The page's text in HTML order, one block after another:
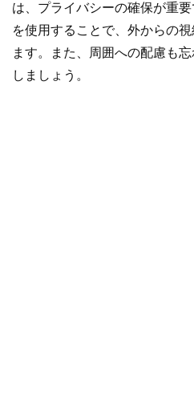
は、プライバシーの確保が重
を使用することで、外からの
ます。また、周囲への配慮も
しましょう。